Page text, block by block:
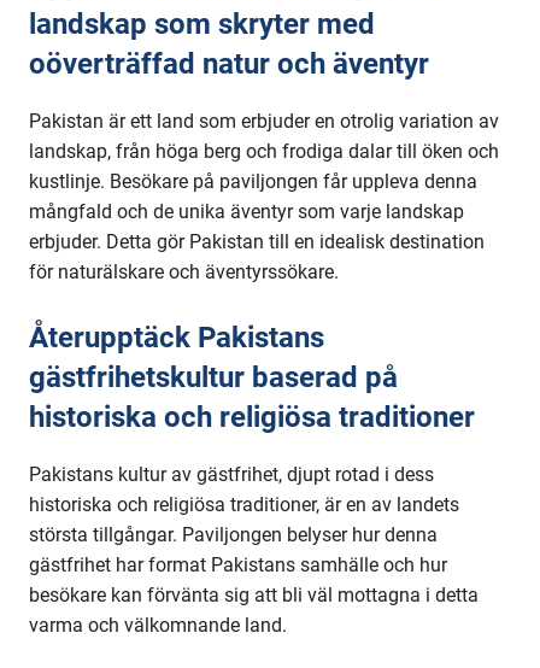
landskap som skryter med
oöverträffad natur och äventyr
Pakistan är ett land som erbjuder en otrolig variation av
landskap, från höga berg och frodiga dalar till öken och
kustlinje. Besökare på paviljongen får uppleva denna
mångfald och de unika äventyr som varje landskap
erbjuder. Detta gör Pakistan till en idealisk destination
för naturälskare och äventyrssökare.
Återupptäck Pakistans
gästfrihetskultur baserad på
historiska och religiösa traditioner
Pakistans kultur av gästfrihet, djupt rotad i dess
historiska och religiösa traditioner, är en av landets
största tillgångar. Paviljongen belyser hur denna
gästfrihet har format Pakistans samhälle och hur
besökare kan förvänta sig att bli väl mottagna i detta
varma och välkomnande land.